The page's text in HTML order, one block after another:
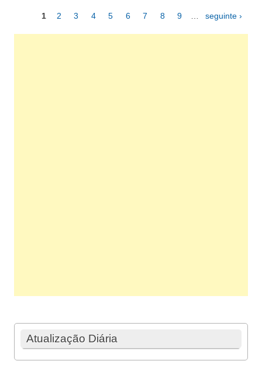
Páginas
1 2 3 4 5 6 7 8 9 seguinte ›
Atualização Diária